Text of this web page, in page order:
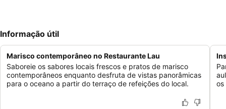
Informação útil
Marisco contemporâneo no Restaurante Lau
Saboreie os sabores locais frescos e pratos de marisco
contemporâneos enquanto desfruta de vistas panorâmicas
para o oceano a partir do terraço de refeições do local.
os